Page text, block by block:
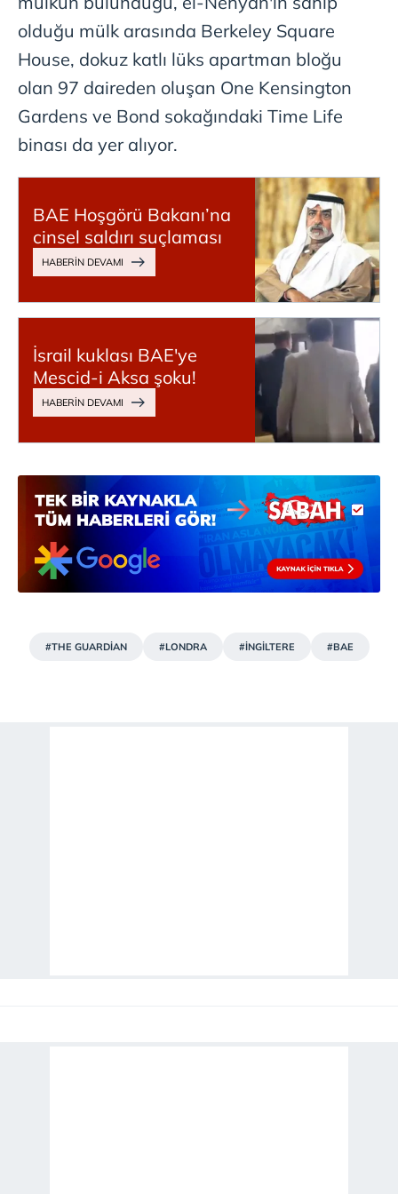
sınırlı olarak açık rızanız dahilinde kullanılacaktır.
Çerezlere ilişkin tercihlerinizi aşağıda yer alan panel
vasıtasıyla belirleyebilirsiniz. Çerezlere ilişkin detaylı bilgi
için Ayarlar butonuna tıklayabilir,
Çerez Bilgilendirme
ziyaret edebilirsiniz.
hazırlanmış Aydınlatma Metnimizi okumak ve sitemizde
ilgili mevzuata uygun olarak kullanılan çerezlerle ilgili bilgi
almak için lütfentıklayınız.
olduğu mülk arasında Berkeley Square
House, dokuz katlı lüks apartman bloğu
olan 97 daireden oluşan One Kensington
Gardens ve Bond sokağındaki Time Life
binası da yer alıyor.
BAE Hoşgörü Bakanı’na
cinsel saldırı suçlaması
İsrail kuklası BAE'ye
Mescid-i Aksa şoku!
#THE GUARDİAN #LONDRA #İNGİLTERE #BAE